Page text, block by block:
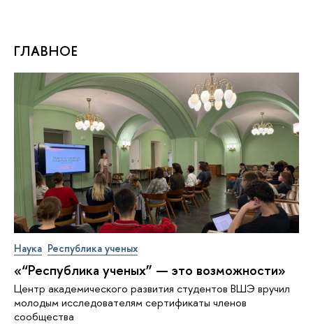
ГЛАВНОЕ
Наука Республика ученых
«“Республика ученых” — это возможности»
Центр академического развития студентов ВШЭ вручил
молодым исследователям сертификаты членов
сообщества